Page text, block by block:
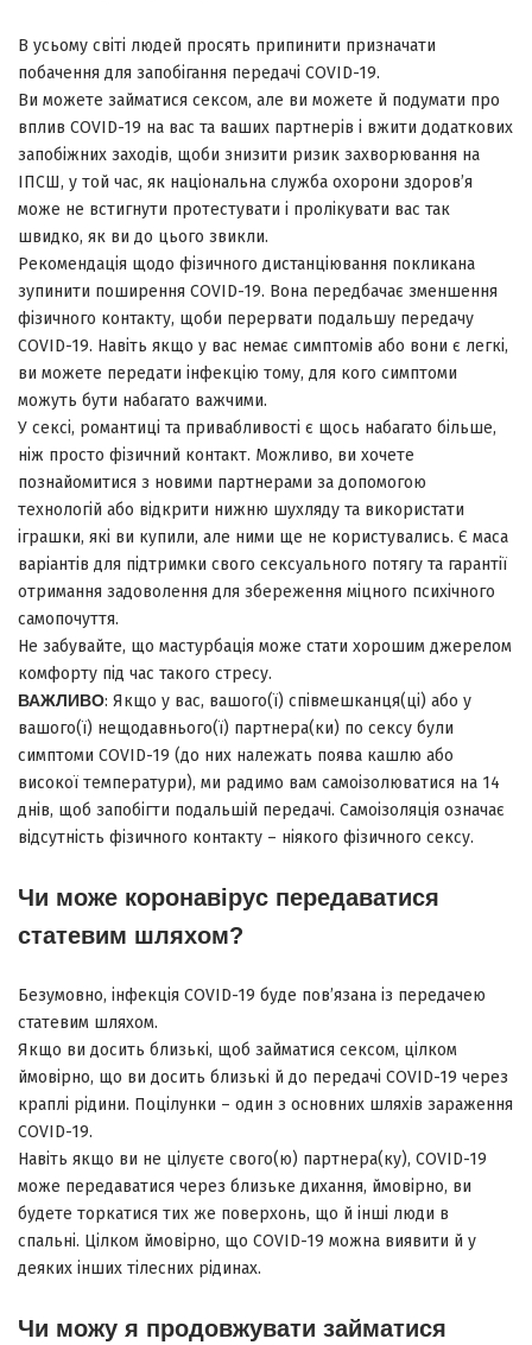
В усьому світі людей просять припинити призначати
побачення для запобігання передачі COVID-19.
Ви можете займатися сексом, але ви можете й подумати про
вплив COVID-19 на вас та ваших партнерів і вжити додаткових
запобіжних заходів, щоби знизити ризик захворювання на
ІПСШ, у той час, як національна служба охорони здоров’я
може не встигнути протестувати і пролікувати вас так
швидко, як ви до цього звикли.
Рекомендація щодо фізичного дистанціювання покликана
зупинити поширення COVID-19. Вона передбачає зменшення
фізичного контакту, щоби перервати подальшу передачу
COVID-19. Навіть якщо у вас немає симптомів або вони є легкі,
ви можете передати інфекцію тому, для кого симптоми
можуть бути набагато важчими.
У сексі, романтиці та привабливості є щось набагато більше,
ніж просто фізичний контакт. Можливо, ви хочете
познайомитися з новими партнерами за допомогою
технологій або відкрити нижню шухляду та використати
іграшки, які ви купили, але ними ще не користувались. Є маса
варіантів для підтримки свого сексуального потягу та гарантії
отримання задоволення для збереження міцного психічного
самопочуття.
Не забувайте, що мастурбація може стати хорошим джерелом
комфорту під час такого стресу.
ВАЖЛИВО: Якщо у вас, вашого(ї) співмешканця(ці) або у
вашого(ї) нещодавнього(ї) партнера(ки) по сексу були
симптоми COVID-19 (до них належать поява кашлю або
високої температури), ми радимо вам самоізолюватися на 14
днів, щоб запобігти подальшій передачі. Самоізоляція означає
відсутність фізичного контакту – ніякого фізичного сексу.
Чи може коронавірус передаватися
статевим шляхом?
Безумовно, інфекція COVID-19 буде пов’язана із передачею
статевим шляхом.
Якщо ви досить близькі, щоб займатися сексом, цілком
ймовірно, що ви досить близькі й до передачі COVID-19 через
краплі рідини. Поцілунки – один з основних шляхів зараження
COVID-19.
Навіть якщо ви не цілуєте свого(ю) партнера(ку), COVID-19
може передаватися через близьке дихання, ймовірно, ви
будете торкатися тих же поверхонь, що й інші люди в
спальні. Цілком ймовірно, що COVID-19 можна виявити й у
деяких інших тілесних рідинах.
Чи можу я продовжувати займатися